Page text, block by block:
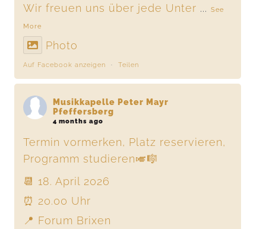
Wir freuen uns über jede Unter ...See
More
Photo
Auf Facebook anzeigen · Teilen
Musikkapelle Peter Mayr
Pfeffersberg
4 months ago
Termin vormerken, Platz reservieren,
Programm studieren🎺🎼
📆 18. April 2026
⏰ 20.00 Uhr
📍 Forum Brixen